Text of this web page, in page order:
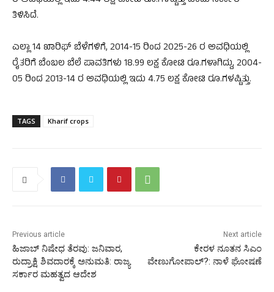
ತಿಳಿಸಿದೆ.
ಎಲ್ಲಾ 14 ಖಾರಿಫ್ ಬೆಳೆಗಳಿಗೆ, 2014-15 ರಿಂದ 2025-26 ರ ಅವಧಿಯಲ್ಲಿ
ರೈತರಿಗೆ ಬೆಂಬಲ ಬೆಲೆ ಪಾವತಿಗಳು 18.99 ಲಕ್ಷ ಕೋಟಿ ರೂ.ಗಳಾಗಿದ್ದು, 2004-
05 ರಿಂದ 2013-14 ರ ಅವಧಿಯಲ್ಲಿ ಇದು 4.75 ಲಕ್ಷ ಕೋಟಿ ರೂ.ಗಳಷ್ಟಿತ್ತು.
TAGS Kharif crops
Previous article
ಹಿಜಾಬ್ ನಿಷೇಧ ತೆರವು: ಜನಿವಾರ,
ರುದ್ರಾಕ್ಷಿ ಶಿವದಾರಕ್ಕೆ ಅನುಮತಿ: ರಾಜ್ಯ
ಸರ್ಕಾರ ಮಹತ್ವದ ಆದೇಶ
Next article
ಕೇರಳ ನೂತನ ಸಿಎಂ
ವೇಣುಗೋಪಾಲ್?: ನಾಳೆ ಘೋಷಣೆ